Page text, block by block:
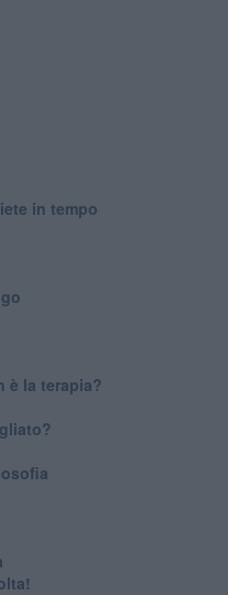
in tempo
è la terapia?